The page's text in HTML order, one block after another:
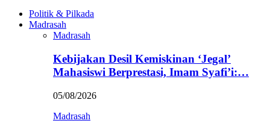
Politik & Pilkada
Madrasah
Madrasah
Kebijakan Desil Kemiskinan ‘Jegal’
Mahasiswi Berprestasi, Imam Syafi’i:…
05/08/2026
Madrasah